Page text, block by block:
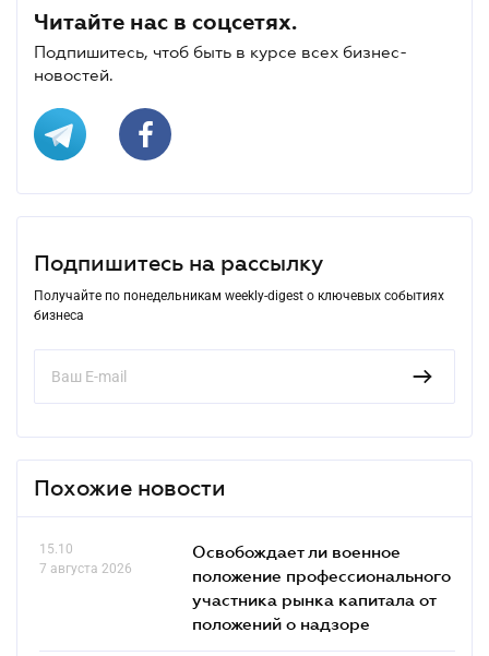
Читайте нас в соцсетях.
Подпишитесь, чтоб быть в курсе всех бизнес-
новостей.
Подпишитесь на рассылку
Получайте по понедельникам weekly-digest о ключевых событиях
бизнеса
Похожие новости
15.10
7 августа 2026
Освобождает ли военное
положение профессионального
участника рынка капитала от
положений о надзоре